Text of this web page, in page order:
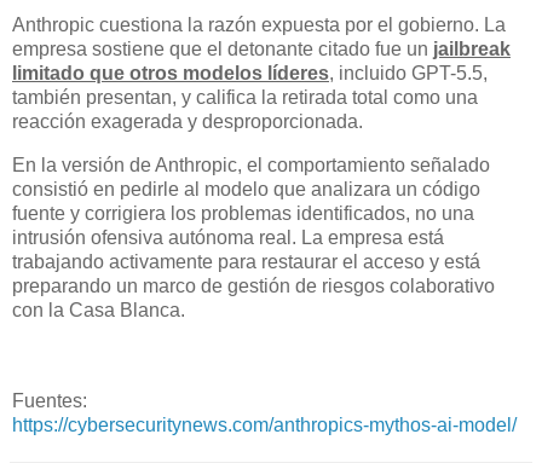
Anthropic cuestiona la razón expuesta por el gobierno. La
empresa sostiene que el detonante citado fue un jailbreak
limitado que otros modelos líderes, incluido GPT-5.5,
también presentan, y califica la retirada total como una
reacción exagerada y desproporcionada.
En la versión de Anthropic, el comportamiento señalado
consistió en pedirle al modelo que analizara un código
fuente y corrigiera los problemas identificados, no una
intrusión ofensiva autónoma real. La empresa está
trabajando activamente para restaurar el acceso y está
preparando un marco de gestión de riesgos colaborativo
con la Casa Blanca.
Fuentes:
https://cybersecuritynews.com/anthropics-mythos-ai-model/